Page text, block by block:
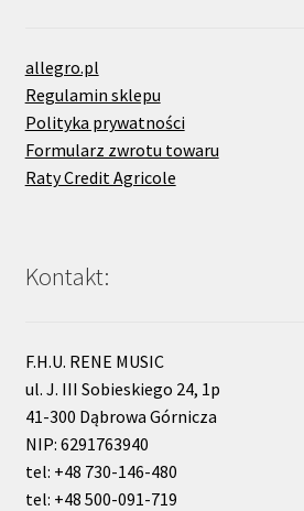
allegro.pl
Regulamin sklepu
Polityka prywatności
Formularz zwrotu towaru
Raty Credit Agricole
Kontakt:
F.H.U. RENE MUSIC
ul. J. III Sobieskiego 24, 1p
41-300 Dąbrowa Górnicza
NIP: 6291763940
tel: +48 730-146-480
tel: +48 500-091-719